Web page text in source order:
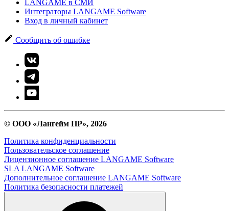
LANGAME в СМИ
Интеграторы LANGAME Software
Вход в личный кабинет
Сообщить об ошибке
© ООО «Лангейм ПР», 2026
Политика конфиденциальности
Пользовательское соглашение
Лицензионное соглашение LANGAME Software
SLA LANGAME Software
Дополнительное соглашение LANGAME Software
Политика безопасности платежей